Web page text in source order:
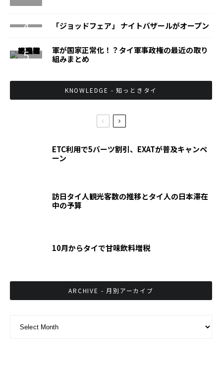
「ジョッドフェア」 ナイトバザールがオープン
軍が国家正常化！？タイ軍事政権の最近の取り
組みまとめ
KNOWLEDGE - 知っときタイ
ETC利用で5バーツ割引、EXATが普及キャンペ
ーン
訪日タイ人観光客数の推移とタイ人の日本滞在
中の予算
10月からタイで甘味飲料増税
ARCHIVE - 月別アーカイブ